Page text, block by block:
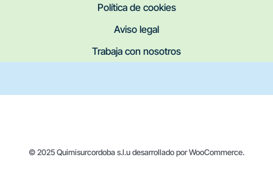
Política de cookies
Aviso legal
Trabaja con nosotros
© 2025 Quimisurcordoba s.l.u desarrollado por WooCommerce.